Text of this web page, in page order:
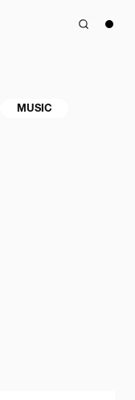
MUSIC